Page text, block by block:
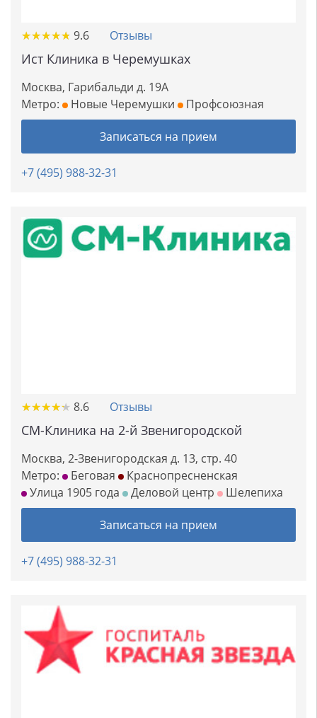
★★★★★
★★★★★ 9.6 Отзывы
Ист Клиника в Черемушках
Москва, Гарибальди д. 19А
Метро:
Новые Черемушки Профсоюзная
Записаться на прием
+7 (495) 988-32-31
★★★★★
★★★★★ 8.6 Отзывы
СМ-Клиника на 2-й Звенигородской
Москва, 2-Звенигородская д. 13, стр. 40
Метро:
Беговая
Краснопресненская
Улица 1905 года
Деловой центр Шелепиха
Записаться на прием
+7 (495) 988-32-31